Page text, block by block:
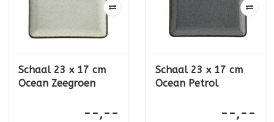
Schaal 23 x 17 cm
Ocean Zeegroen
--,--
Schaal 23 x 17 cm
Ocean Petrol
--,--